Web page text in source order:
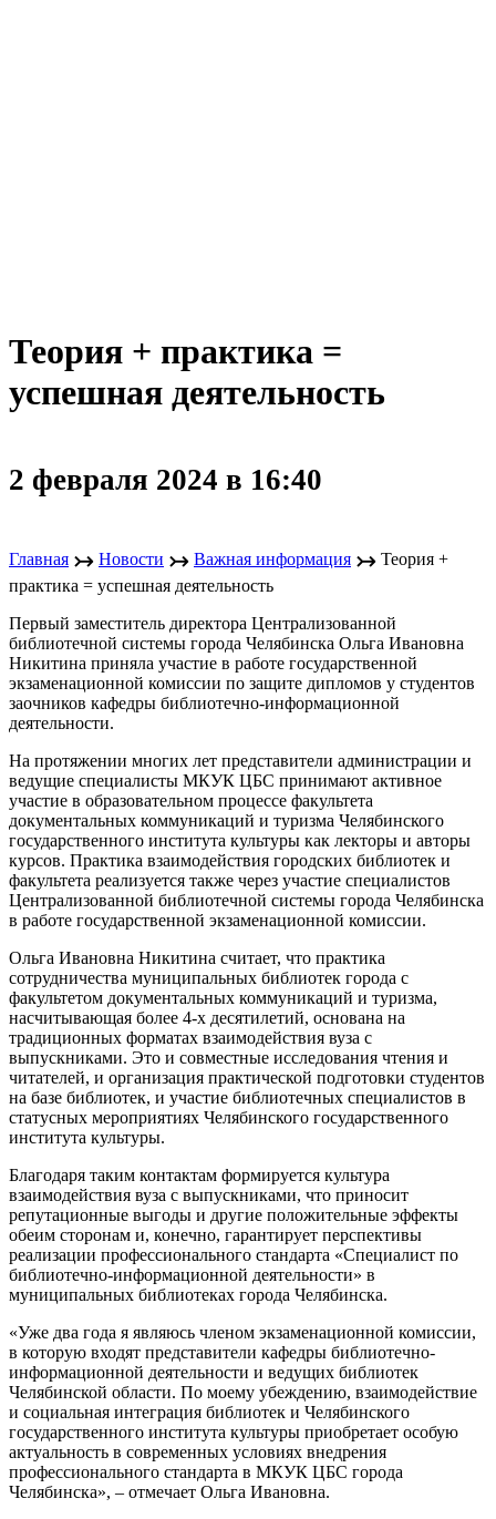
Теория + практика =
успешная деятельность
2 февраля 2024 в 16:40
Главная ↣ Новости ↣ Важная информация ↣ Теория +
практика = успешная деятельность
Первый заместитель директора Централизованной
библиотечной системы города Челябинска Ольга Ивановна
Никитина приняла участие в работе государственной
экзаменационной комиссии по защите дипломов у студентов
заочников кафедры библиотечно-информационной
деятельности.
На протяжении многих лет представители администрации и
ведущие специалисты МКУК ЦБС принимают активное
участие в образовательном процессе факультета
документальных коммуникаций и туризма Челябинского
государственного института культуры как лекторы и авторы
курсов. Практика взаимодействия городских библиотек и
факультета реализуется также через участие специалистов
Централизованной библиотечной системы города Челябинска
в работе государственной экзаменационной комиссии.
Ольга Ивановна Никитина считает, что практика
сотрудничества муниципальных библиотек города с
факультетом документальных коммуникаций и туризма,
насчитывающая более 4-х десятилетий, основана на
традиционных форматах взаимодействия вуза с
выпускниками. Это и совместные исследования чтения и
читателей, и организация практической подготовки студентов
на базе библиотек, и участие библиотечных специалистов в
статусных мероприятиях Челябинского государственного
института культуры.
Благодаря таким контактам формируется культура
взаимодействия вуза с выпускниками, что приносит
репутационные выгоды и другие положительные эффекты
обеим сторонам и, конечно, гарантирует перспективы
реализации профессионального стандарта «Специалист по
библиотечно-информационной деятельности» в
муниципальных библиотеках города Челябинска.
«Уже два года я являюсь членом экзаменационной комиссии,
в которую входят представители кафедры библиотечно-
информационной деятельности и ведущих библиотек
Челябинской области. По моему убеждению, взаимодействие
и социальная интеграция библиотек и Челябинского
государственного института культуры приобретает особую
актуальность в современных условиях внедрения
профессионального стандарта в МКУК ЦБС города
Челябинска», ‒ отмечает Ольга Ивановна.